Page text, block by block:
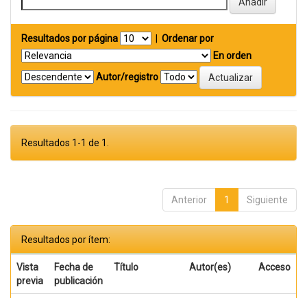
Resultados por página
Ordenar por
En orden
Autor/registro
Resultados 1-1 de 1.
Anterior 1 Siguiente
Resultados por ítem:
Vista
previa
Fecha de
publicación
Título Autor(es) Acceso